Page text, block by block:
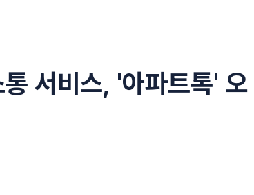
서비스, '아파트톡' 오